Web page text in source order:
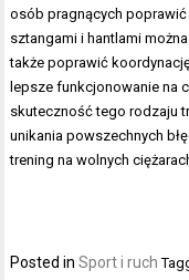
osób pragnących
sztangami i hantlami
także poprawić
lepsze funkcjonowanie na
skuteczność tego rodzaju
unikania powszechnych
trening na wolnych
Posted inSport i ruch